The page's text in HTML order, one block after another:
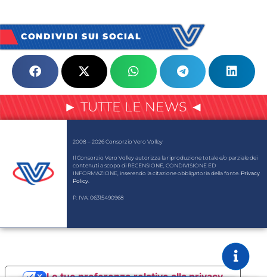
CONDIVIDI SUI SOCIAL
► TUTTE LE NEWS ◄
2008 – 2026 Consorzio Vero Volley
Il Consorzio Vero Volley autorizza la riproduzione totale e/o parziale dei
contenuti a scopo di RECENSIONE, CONDIVISIONE ED
INFORMAZIONE, inserendo la citazione obbligatoria della fonte. Privacy
Policy.
P. IVA: 06315490968